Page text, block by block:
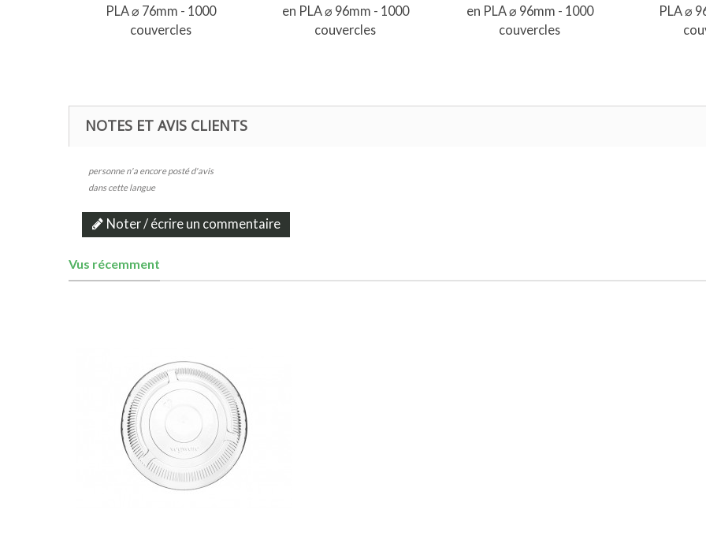
PLA ⌀ 76mm - 1000
couvercles
en PLA ⌀ 96mm - 1000
couvercles
en PLA ⌀ 96mm - 1000
couvercles
PLA ⌀
NOTES ET AVIS CLIENTS
personne n'a encore posté d'avis
dans cette langue
Noter / écrire un commentaire
Vus récemment